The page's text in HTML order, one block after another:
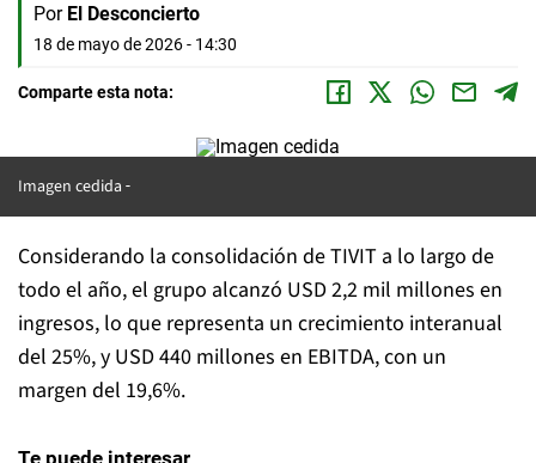
Por El Desconcierto
18 de mayo de 2026 - 14:30
Comparte esta nota:
Imagen cedida
Considerando la consolidación de TIVIT a lo largo de
todo el año, el grupo alcanzó USD 2,2 mil millones en
ingresos, lo que representa un crecimiento interanual
del 25%, y USD 440 millones en EBITDA, con un
margen del 19,6%.
Te puede interesar